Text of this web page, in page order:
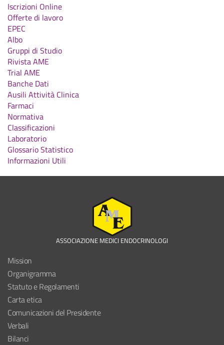
Iscrizioni Online
Offerte di lavoro
EPEC
Albo
Gruppi di Studio
Rivista AME
Trial AME
Banche Dati
Ausili Attività Clinica
Farmaci
Normativa
Classificazioni
Laboratorio
Glossario Statistico
Informazioni Utili
ASSOCIAZIONE MEDICI ENDOCRINOLOGI
Mission
Organigramma
Statuto e Regolamenti
Carta etica
Comunicazioni del Presidente
Verbali
Bilanci